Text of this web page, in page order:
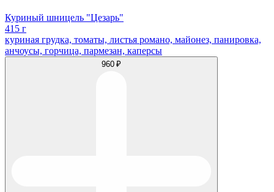
Куриный шницель "Цезарь"
415 г
куриная грудка, томаты, листья романо, майонез, панировка,
анчоусы, горчица, пармезан, каперсы
960 ₽